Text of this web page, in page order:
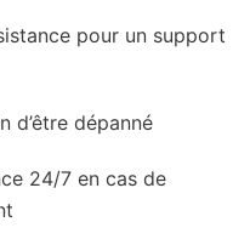
pour un support
d’être dépanné
24/7 en cas de